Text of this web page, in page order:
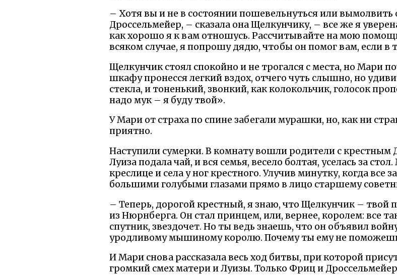
– Хотя вы и не в состоянии пошевельнуться или
Дроссельмейер, – сказала она Щелкунчику, – все же я
как хорошо я к вам отношусь. Рассчитывайте на мою
всяком случае, я попрошу дядю, чтобы он помог вам, если в
Щелкунчик стоял спокойно и не трогался с места, но Мари
шкафу пронесся легкий вздох, отчего чуть слышно, но
стекла, и тоненький, звонкий, как колокольчик, голосок
надо мук – я буду твой».
У Мари от страха по спине забегали мурашки, но, как ни
приятно.
Наступили сумерки. В комнату вошли родители с крестным
Луиза подала чай, и вся семья, весело болтая, уселась за
креслице и села у ног крестного. Улучив минутку, когда все
большими голубыми глазами прямо в лицо старшему
– Теперь, дорогой крестный, я знаю, что Щелкунчик – твой
из Нюрнберга. Он стал принцем, или, вернее, королем: все
спутник, звездочет. Но ты ведь знаешь, что он объявил
уродливому мышиному королю. Почему ты ему не
И Мари снова рассказала весь ход битвы, при которой
громкий смех матери и Луизы. Только Фриц и Дроссельмейер